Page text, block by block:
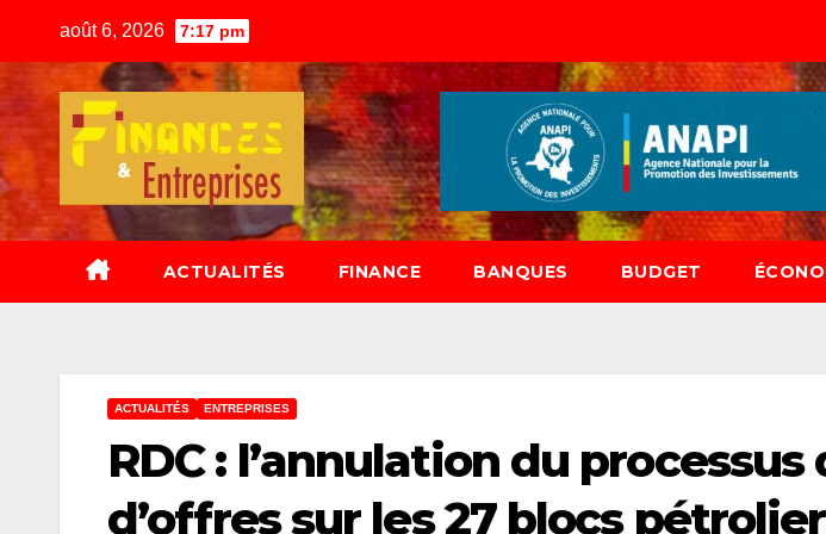
content
août 6, 2026 7:17 pm
ACTUALITÉS FINANCE BANQUES BUDGET
ACTUALITÉS ENTREPRISES
RDC : l’annulation du processus
d’offres sur les 27 blocs